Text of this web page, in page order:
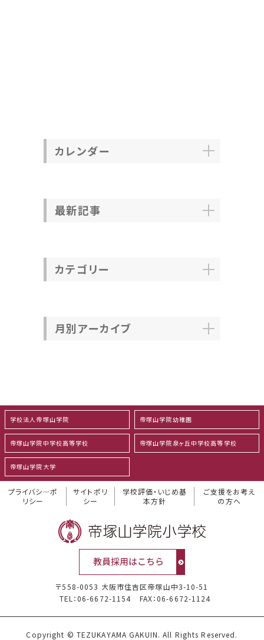
カレンダー
最新記事
カテゴリー
月別アーカイブ
学校法人帝塚山学院 帝塚山学院幼稚園
帝塚山学院中学校高等学校 帝塚山学院泉ヶ丘中学校高等学校
帝塚山学院大学
プライバシ―ポ
リシー
サイトポリ
シー
学校評価・いじめ基
本方針
ご支援をお考え
の方へ
〒558-0053 大阪市住吉区帝塚山中3-10-51
TEL：06-6672-1154
FAX：06-6672-1124
Copyright © TEZUKAYAMA GAKUIN. All Rights Reserved.